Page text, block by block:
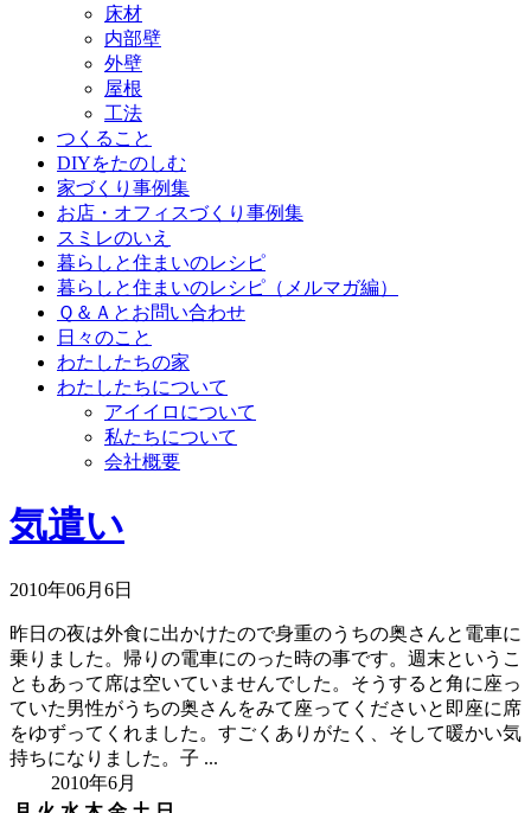
床材
内部壁
外壁
屋根
工法
つくること
DIYをたのしむ
家づくり事例集
お店・オフィスづくり事例集
スミレのいえ
暮らしと住まいのレシピ
暮らしと住まいのレシピ（メルマガ編）
Ｑ＆Ａとお問い合わせ
日々のこと
わたしたちの家
わたしたちについて
アイイロについて
私たちについて
会社概要
気遣い
2010年06月6日
昨日の夜は外食に出かけたので身重のうちの奥さんと電車に
乗りました。帰りの電車にのった時の事です。週末というこ
ともあって席は空いていませんでした。そうすると角に座っ
ていた男性がうちの奥さんをみて座ってくださいと即座に席
をゆずってくれました。すごくありがたく、そして暖かい気
持ちになりました。子 ...
2010年6月